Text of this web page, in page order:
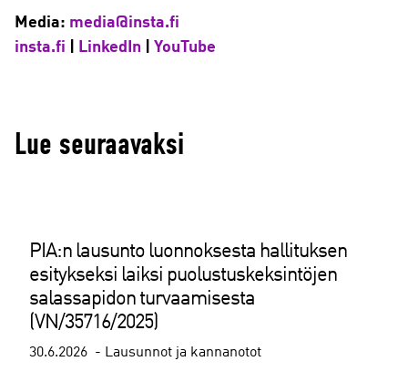
Media: media@insta.fi
insta.fi
LinkedIn YouTube
Lue seuraavaksi
PIA:n lausunto luonnoksesta hallituksen
esitykseksi laiksi puolustuskeksintöjen
salassapidon turvaamisesta
(VN/35716/2025)
30.6.2026 Lausunnot ja kannanotot